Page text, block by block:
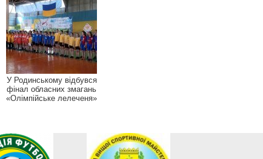
У Родинському відбувся
фінал обласних змагань
«Олімпійське лелеченя»